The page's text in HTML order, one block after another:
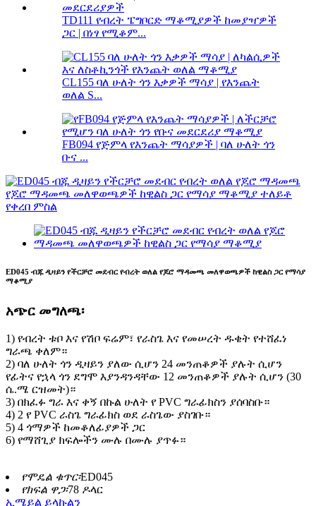
TD111 የብረት ፔግቦርድ ማቆሚያዎች ከመያዣዎች
ጋር | በነፃ የሚቆም...
CL155 ባለ ሁለት ጎን እቃዎች ማሳያ | የእንጨት
ወለል S...
FB094 የጅምላ የእንጨት ማሳያዎች | ባለ ሁለት ጎን
ቡና ...
ED045 ብጁ ዲዛይን የችርቻሮ መደብር የብረት ወለል የጆሮ ማዳመጫ መለዋወጫዎች ከዊልስ ጋር የማሳያ
ማቆሚያ
አጭር መግለጫ፡
1) የብረት ቱቦ እና የሽቦ ፍሬም፣ የራስጌ እና የመሠረት ዱቄት የተሸፈነ
ግራጫ ቀለም።
2) ባለ ሁለት ጎን ዲዛይን ያለው ሲሆን 24 መንጠቆዎች ያሉት ሲሆን
የፊትና የኋላ ጎን ደግሞ እያንዳንዳቸው 12 መንጠቆዎች ያሉት ሲሆን (30
ሴ.ሜ ርዝመት)።
3) በክፈፉ ግራ እና ቀኝ በኩል ሁለት የ PVC ግራፊክስን ያሰባስቡ።
4) 2 የ PVC ራስጌ ግራፊክስ ወደ ራስጌው ያስገቡ።
5) 4 ጎማዎች ከመቆለፊያዎች ጋር
6) የማሸጊያ ክፍሎችን ሙሉ በሙሉ ያጥፉ።
የሞዴል ቁጥር፡ED045
የክፍል ዋጋ፡78 ዶላር
ኢሜይል ይላኩልን